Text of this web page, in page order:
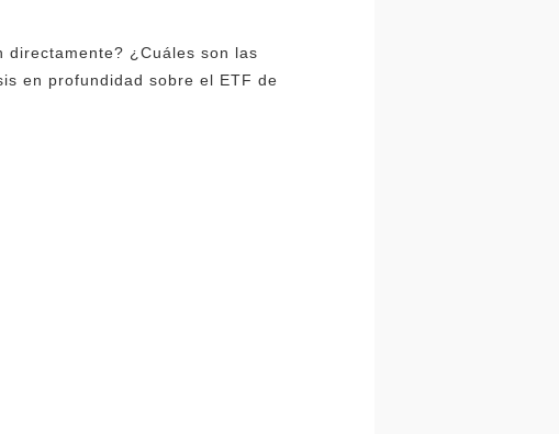
directamente? ¿Cuáles son las
en profundidad sobre el ETF de